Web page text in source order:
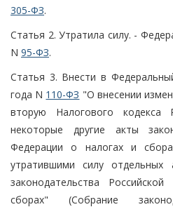
305-ФЗ.
Статья 2. Утратила силу. -
N 95-ФЗ.
Статья 3. Внести в
года N 110-ФЗ "О внесении
вторую Налогового кодекса
некоторые другие акты
Федерации о налогах и
утратившими силу отдельных
законодательства
сборах" (Собрание